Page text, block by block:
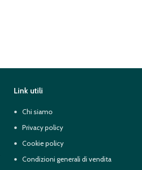
Link utili
Chi siamo
Privacy policy
Cookie policy
Condizioni generali di vendita